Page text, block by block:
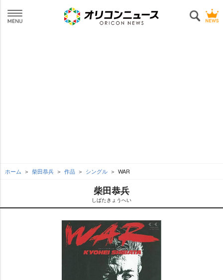
ホーム 柴田恭兵 作品 シングル WAR
柴田恭兵
しばたきょうへい